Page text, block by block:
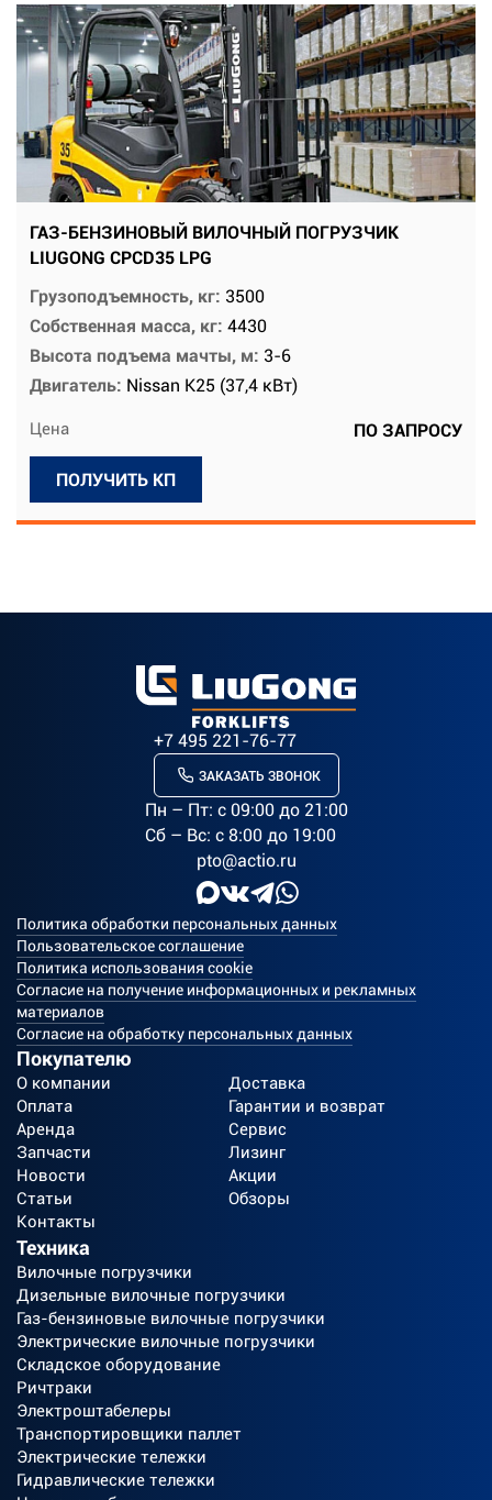
ГАЗ-БЕНЗИНОВЫЙ ВИЛОЧНЫЙ ПОГРУЗЧИК
LIUGONG CPCD35 LPG
Грузоподъемность, кг: 3500
Собственная масса, кг: 4430
Высота подъема мачты, м: 3-6
Двигатель: Nissan K25 (37,4 кВт)
Цена ПО ЗАПРОСУ
ПОЛУЧИТЬ КП
+7 495 221-76-77
ЗАКАЗАТЬ ЗВОНОК
Пн – Пт: c 09:00 до 21:00
Сб – Вс: с 8:00 до 19:00
pto@actio.ru
Политика обработки персональных данных
Пользовательское соглашение
Политика использования cookie
Согласие на получение информационных и рекламных
материалов
Согласие на обработку персональных данных
Покупателю
О компании
Доставка
Оплата
Гарантии и возврат
Аренда
Сервис
Запчасти
Лизинг
Новости
Акции
Статьи
Обзоры
Контакты
Техника
Вилочные погрузчики
Дизельные вилочные погрузчики
Газ-бензиновые вилочные погрузчики
Электрические вилочные погрузчики
Складское оборудование
Ричтраки
Электроштабелеры
Транспортировщики паллет
Электрические тележки
Гидравлические тележки